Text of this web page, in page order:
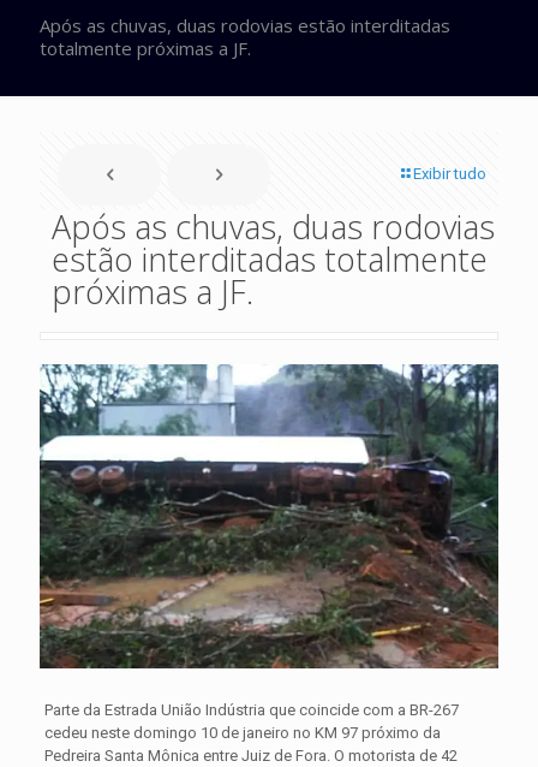
Após as chuvas, duas rodovias estão interditadas
totalmente próximas a JF.
Exibir tudo
Após as chuvas, duas rodovias
estão interditadas totalmente
próximas a JF.
Parte da Estrada União Indústria que coincide com a BR-267
cedeu neste domingo 10 de janeiro no KM 97 próximo da
Pedreira Santa Mônica entre Juiz de Fora. O motorista de 42